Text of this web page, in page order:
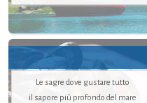
Le sagre dove gustare tutto
il sapore più profondo del mare